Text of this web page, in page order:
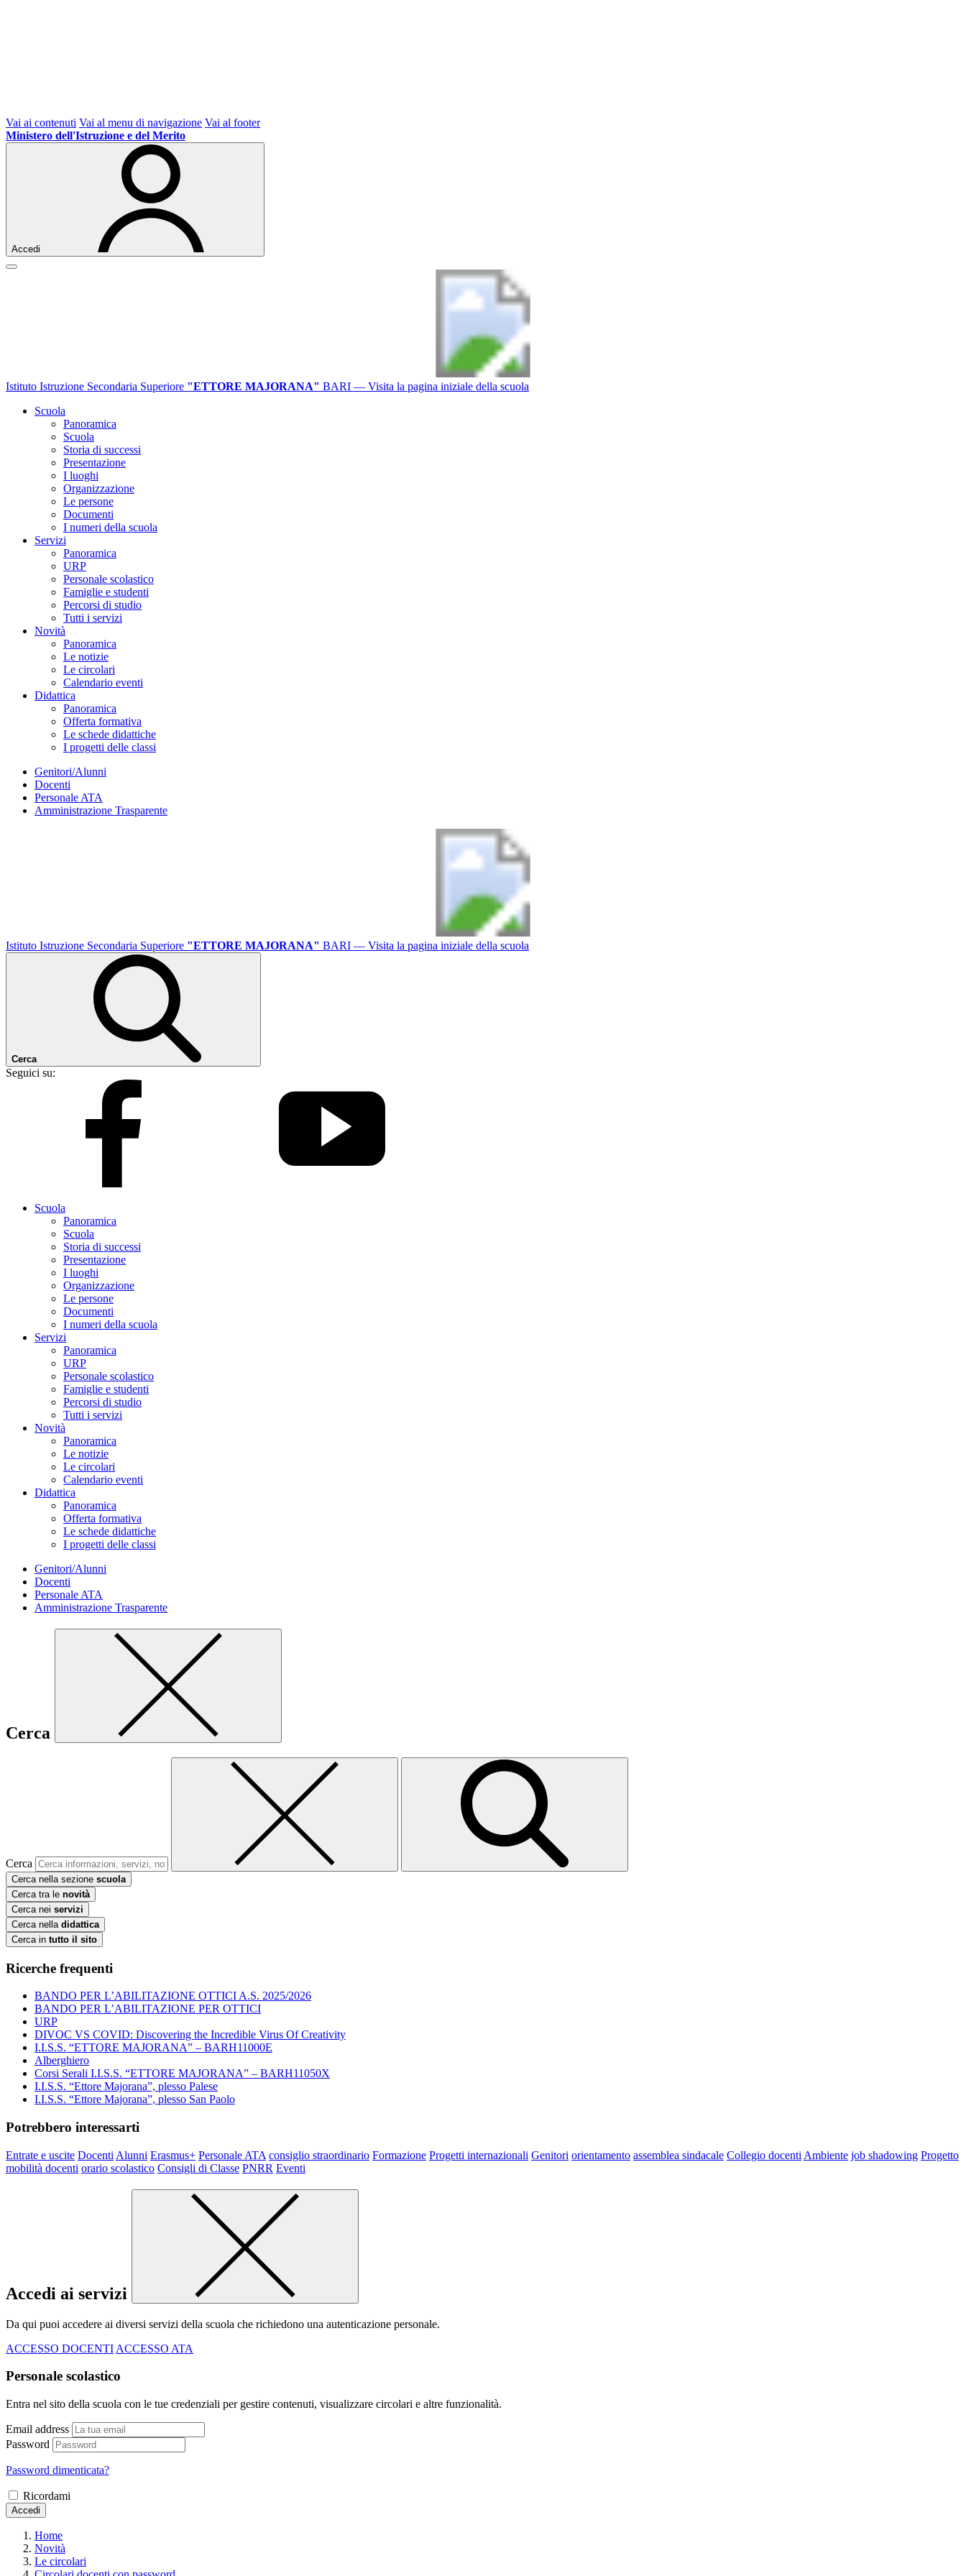
Vai ai contenuti Vai al menu di navigazione Vai al footer
Ministero dell'Istruzione e del Merito
Accedi
Istituto Istruzione Secondaria Superiore "ETTORE MAJORANA" BARI — Visita la pagina iniziale della scuola
Scuola
Panoramica
Scuola
Storia di successi
Presentazione
I luoghi
Organizzazione
Le persone
Documenti
I numeri della scuola
Servizi
Panoramica
URP
Personale scolastico
Famiglie e studenti
Percorsi di studio
Tutti i servizi
Novità
Panoramica
Le notizie
Le circolari
Calendario eventi
Didattica
Panoramica
Offerta formativa
Le schede didattiche
I progetti delle classi
Genitori/Alunni
Docenti
Personale ATA
Amministrazione Trasparente
Istituto Istruzione Secondaria Superiore "ETTORE MAJORANA" BARI — Visita la pagina iniziale della scuola
Cerca
Seguici su:
Scuola
Panoramica
Scuola
Storia di successi
Presentazione
I luoghi
Organizzazione
Le persone
Documenti
I numeri della scuola
Servizi
Panoramica
URP
Personale scolastico
Famiglie e studenti
Percorsi di studio
Tutti i servizi
Novità
Panoramica
Le notizie
Le circolari
Calendario eventi
Didattica
Panoramica
Offerta formativa
Le schede didattiche
I progetti delle classi
Genitori/Alunni
Docenti
Personale ATA
Amministrazione Trasparente
Cerca
Cerca
Cerca nella sezione scuola
Cerca tra le novità
Cerca nei servizi
Cerca nella didattica
Cerca in tutto il sito
Ricerche frequenti
BANDO PER L’ABILITAZIONE OTTICI A.S. 2025/2026
BANDO PER L’ABILITAZIONE PER OTTICI
URP
DIVOC VS COVID: Discovering the Incredible Virus Of Creativity
I.I.S.S. “ETTORE MAJORANA” – BARH11000E
Alberghiero
Corsi Serali I.I.S.S. “ETTORE MAJORANA” – BARH11050X
I.I.S.S. “Ettore Majorana”, plesso Palese
I.I.S.S. “Ettore Majorana”, plesso San Paolo
Potrebbero interessarti
Entrate e uscite Docenti Alunni Erasmus+ Personale ATA consiglio straordinario Formazione Progetti internazionali Genitori orientamento assemblea sindacale Collegio docenti Ambiente job shadowing Progetto
mobilità docenti orario scolastico Consigli di Classe PNRR Eventi
Accedi ai servizi
Da qui puoi accedere ai diversi servizi della scuola che richiedono una autenticazione personale.
ACCESSO DOCENTI ACCESSO ATA
Personale scolastico
Entra nel sito della scuola con le tue credenziali per gestire contenuti, visualizzare circolari e altre funzionalità.
Email address
Password
Password dimenticata?
Ricordami
Accedi
Home
Novità
Le circolari